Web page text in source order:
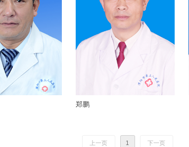
郑鹏
上一页 1 下一页